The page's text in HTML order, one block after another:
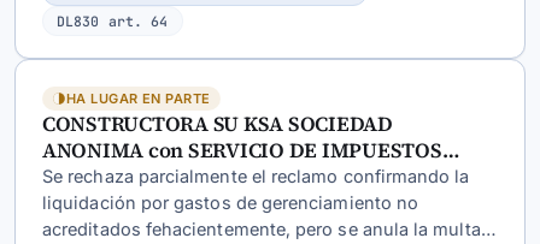
DL830 art. 64
HA LUGAR EN PARTE
CONSTRUCTORA SU KSA SOCIEDAD
ANONIMA con SERVICIO DE IMPUESTOS
INTERNOS
Se rechaza parcialmente el reclamo confirmando la
liquidación por gastos de gerenciamiento no
acreditados fehacientemente, pero se anula la multa